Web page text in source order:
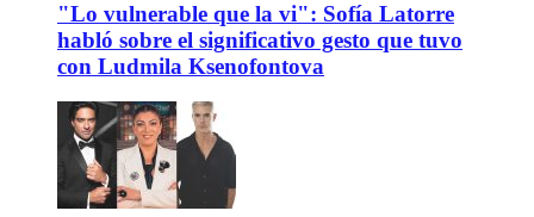
"Lo vulnerable que la vi": Sofía Latorre
habló sobre el significativo gesto que tuvo
con Ludmila Ksenofontova